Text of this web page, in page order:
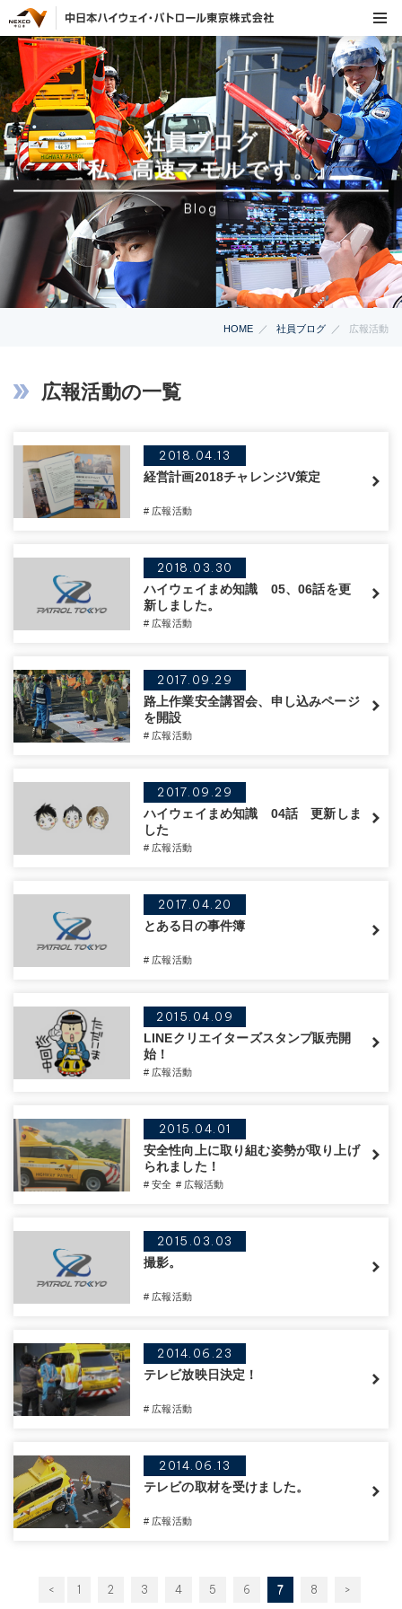
社員ブログ
『私、高速マモルです。』
Blog
HOME 社員ブログ 広報活動
広報活動の一覧
2018.04.13
経営計画2018チャレンジV策定
# 広報活動
2018.03.30
ハイウェイまめ知識 05、06話を更
新しました。
# 広報活動
2017.09.29
路上作業安全講習会、申し込みページ
を開設
# 広報活動
2017.09.29
ハイウェイまめ知識 04話 更新しま
した
# 広報活動
2017.04.20
とある日の事件簿
# 広報活動
2015.04.09
LINEクリエイターズスタンプ販売開
始！
# 広報活動
2015.04.01
安全性向上に取り組む姿勢が取り上げ
られました！
# 安全 # 広報活動
2015.03.03
撮影。
# 広報活動
2014.06.23
テレビ放映日決定！
# 広報活動
2014.06.13
テレビの取材を受けました。
# 広報活動
< 1 2 3 4 5 6 7 8 >